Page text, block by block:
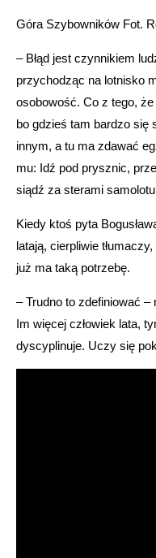
Góra Szybowników Fot.
– Błąd jest czynnikiem
przychodząc na lotnisko
osobowość. Co z tego,
bo gdzieś tam bardzo się
innym, a tu ma zdawać
mu: Idź pod prysznic,
siądź za sterami
Kiedy ktoś pyta
latają, cierpliwie
już ma taką potrzebę.
– Trudno to zdefiniować
Im więcej człowiek lata,
dyscyplinuje. Uczy się